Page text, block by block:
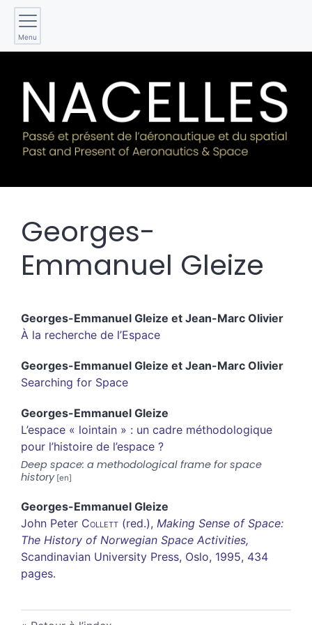
Menu
Georges-
Emmanuel Gleize
Georges-Emmanuel Gleize et Jean-Marc Olivier
À la recherche de l’Espace
Georges-Emmanuel Gleize et Jean-Marc Olivier
Searching for Space
Georges-Emmanuel Gleize
L’espace « lointain » : un cadre méthodologique
pour l’histoire de l’espace ?
Deep space: a methodological frame for space
history
Georges-Emmanuel Gleize
John Peter Collett (red.), Making Sense of Space:
The History of Norwegian Space Activities,
Scandinavian University Press, Oslo, 1995, 434
pages.